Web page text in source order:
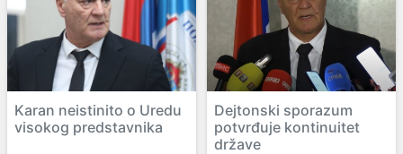
Karan neistinito o Uredu
visokog predstavnika
Dejtonski sporazum
potvrđuje kontinuitet
države